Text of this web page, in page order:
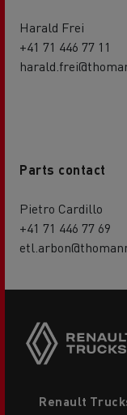
Harald Frei
+41 71 446 77 11
Parts contact
Pietro Cardillo
+41 71 446 77 69
menu
Renault